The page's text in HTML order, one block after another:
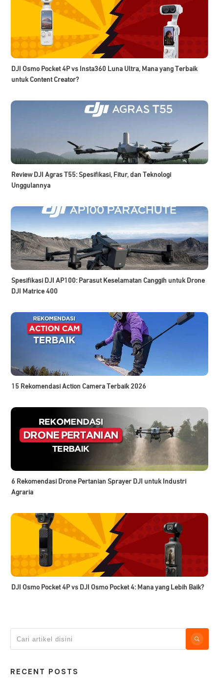
DJI Osmo Pocket 4P vs Insta360 Luna Ultra, Mana yang Terbaik
untuk Content Creator?
Review DJI Agras T55: Spesifikasi, Fitur, dan Teknologi
Unggulannya
Spesifikasi DJI AP100: Parasut Keselamatan Canggih untuk Drone
DJI Matrice 400
15 Rekomendasi Action Camera Terbaik 2026
6 Rekomendasi Drone Pertanian Sprayer DJI untuk Industri
Agraria
DJI Osmo Pocket 4P vs DJI Osmo Pocket 4: Mana yang Lebih Baik?
RECENT POSTS